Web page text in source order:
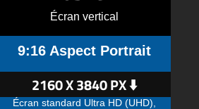
Écran vertical
9:16 Aspect Portrait
2160 X 3840 PX ⬇️
Écran standard Ultra HD (UHD),